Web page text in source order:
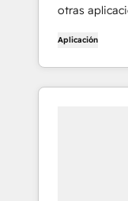
otras
Aplicación